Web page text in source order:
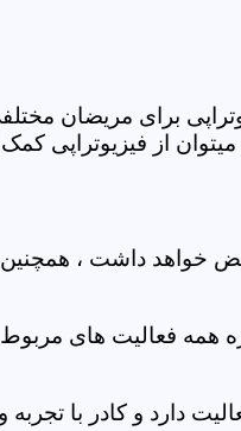
برای مریضان
از فیزیوتراپی
خواهد داشت ،
فعالیت های مربوط
دارد و کادر با